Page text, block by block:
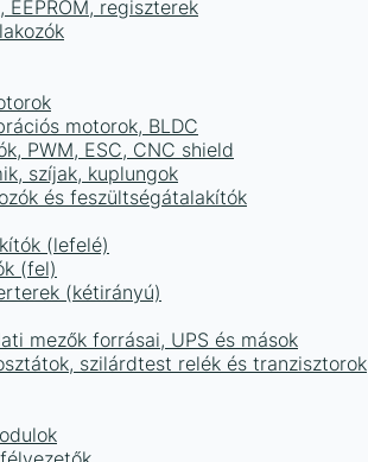
EEPROM, regiszterek
motorok, BLDC
PWM, ESC, CNC shield
szíjak, kuplungok
és feszültségátalakítók
(lefelé)
(fel)
(kétirányú)
mezők forrásai, UPS és mások
szilárdtest relék és tranzisztorok